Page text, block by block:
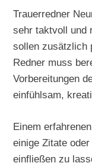
Trauerredner
sehr taktvoll und
sollen zusätzlich
Redner muss
Vorbereitungen
einfühlsam,
Einem
einige Zitate
einfließen zu